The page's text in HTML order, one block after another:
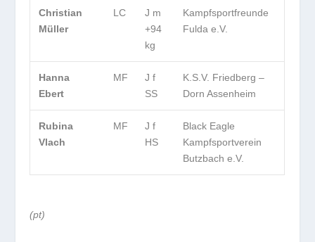
Christian
Müller
LC
J m
+94
kg
Kampfsportfreunde
Fulda e.V.
Hanna
Ebert
MF
J f
SS
K.S.V. Friedberg –
Dorn Assenheim
Rubina
Vlach
MF
J f
HS
Black Eagle
Kampfsportverein
Butzbach e.V.
(pt)